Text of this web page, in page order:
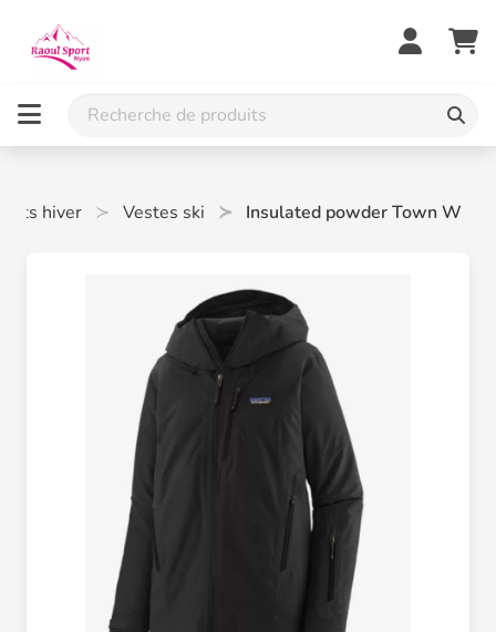
hiver Vestes ski Insulated powder Town W